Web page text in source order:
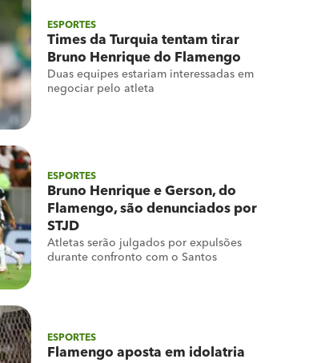
ESPORTES
Times da Turquia tentam tirar
Bruno Henrique do Flamengo
Duas equipes estariam interessadas em
negociar pelo atleta
ESPORTES
Bruno Henrique e Gerson, do
Flamengo, são denunciados por
STJD
Atletas serão julgados por expulsões
durante confronto com o Santos
ESPORTES
Flamengo aposta em idolatria